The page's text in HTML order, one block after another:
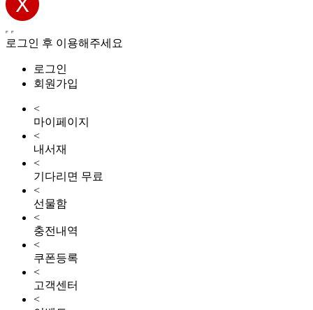
로그인 후 이용해주세요
로그인
회원가입
<
마이페이지
<
내서재
<
기다리면 무료
<
선물함
<
충전내역
<
쿠폰등록
<
고객센터
<